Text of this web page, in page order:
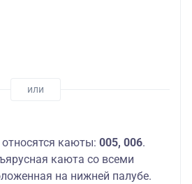
относятся каюты: 005, 006.
каюта со всеми
на нижней палубе.